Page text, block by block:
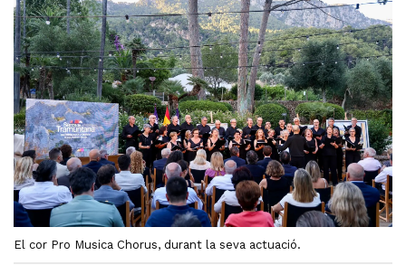
El cor Pro Musica Chorus, durant la seva actuació.